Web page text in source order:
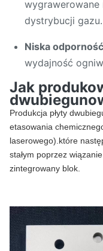
wygrawerowane
dystrybucji gazu.
Niska
wydajność
Jak
Produkcja płyty
etasowania
laserowego).które
stałym poprzez
zintegrowany blok.